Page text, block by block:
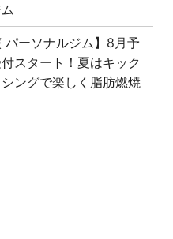
パーソナルジム】8月予
スタート！夏はキック
ングで楽しく脂肪燃焼